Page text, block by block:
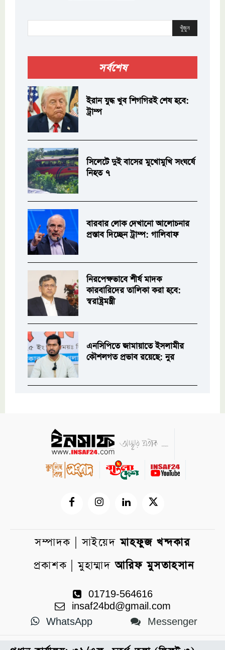
খুঁজুন
সর্বশেষ
ইরান যুদ্ধ খুব শিগগিরই শেষ হবে:
ট্রাম্প
সিলেটে দুই বাসের মুখোমুখি সংঘর্ষে
নিহত ৭
বারবার লোক দেখানো আলোচনার
প্রস্তাব দিচ্ছেন ট্রাম্প: গালিবাফ
নিরপেক্ষভাবে শীর্ষ মাদক
কারবারিদের তালিকা করা হবে:
স্বরাষ্ট্রমন্ত্রী
এনসিপিতে জামায়াতে ইসলামীর
কৌশলগত প্রভাব রয়েছে: নুর
সম্পাদক | সাইয়েদমাহফুজ খন্দকার
প্রকাশক | মুহাম্মাদআরিফ মুসতাহসান
01719-564616
insaf24bd@gmail.com
WhatsApp
Messenger